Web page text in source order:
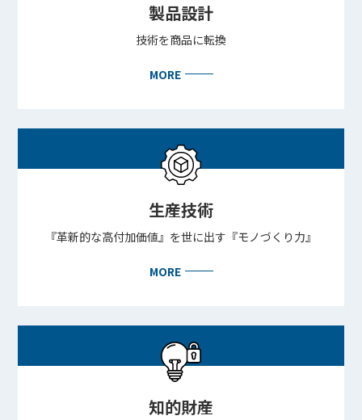
製品設計
技術を商品に転換
MORE
生産技術
『革新的な高付加価値』を世に出す『モノづくり力』
MORE
知的財産